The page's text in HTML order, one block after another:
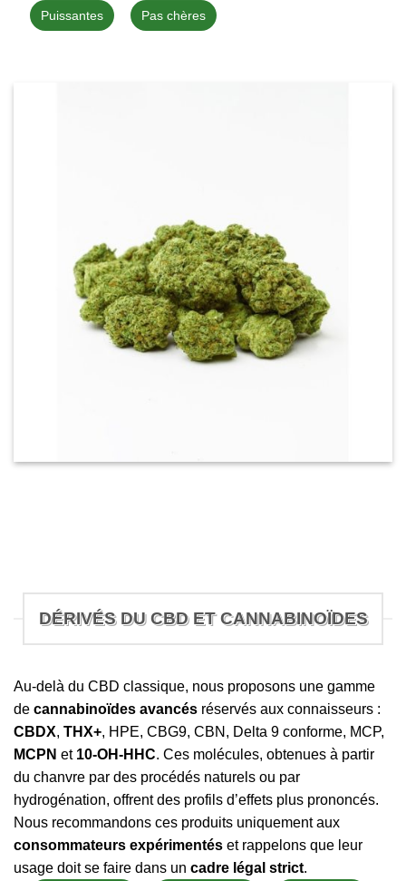
Puissantes Pas chères
DÉRIVÉS DU CBD ET CANNABINOÏDES
Au-delà du CBD classique, nous proposons une gamme
de cannabinoïdes avancés réservés aux connaisseurs :
CBDX, THX+, HPE, CBG9, CBN, Delta 9 conforme, MCP,
MCPN et 10-OH-HHC. Ces molécules, obtenues à partir
du chanvre par des procédés naturels ou par
hydrogénation, offrent des profils d’effets plus prononcés.
Nous recommandons ces produits uniquement aux
consommateurs expérimentés et rappelons que leur
usage doit se faire dans un cadre légal strict.